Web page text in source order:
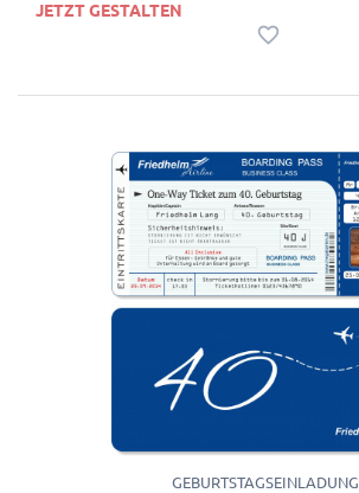
JETZT GESTALTEN
GEBURTSTAGSEINLADUNG